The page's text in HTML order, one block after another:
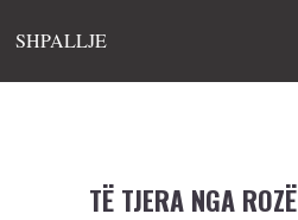
SHPALLJE
TË TJERA NGA ROZË